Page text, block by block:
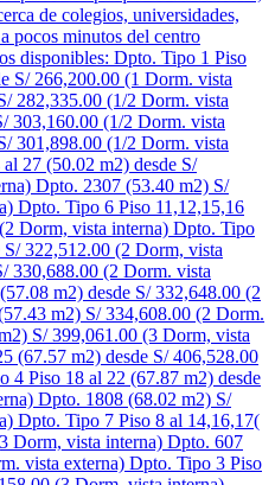
de colegios, universidades,
pocos minutos del centro
disponibles: Dpto. Tipo 1 Piso
S/ 266,200.00 (1 Dorm. vista
282,335.00 (1/2 Dorm. vista
303,160.00 (1/2 Dorm. vista
301,898.00 (1/2 Dorm. vista
27 (50.02 m2) desde S/
Dpto. 2307 (53.40 m2) S/
Dpto. Tipo 6 Piso 11,12,15,16
Dorm, vista interna) Dpto. Tipo
322,512.00 (2 Dorm, vista
330,688.00 (2 Dorm. vista
m2) desde S/ 332,648.00 (2
m2) S/ 334,608.00 (2 Dorm.
S/ 399,061.00 (3 Dorm, vista
(67.57 m2) desde S/ 406,528.00
4 Piso 18 al 22 (67.87 m2) desde
Dpto. 1808 (68.02 m2) S/
Dpto. Tipo 7 Piso 8 al 14,16,17(
Dorm, vista interna) Dpto. 607
vista externa) Dpto. Tipo 3 Piso